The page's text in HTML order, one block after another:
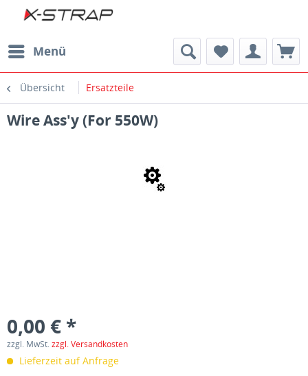
Menü
Übersicht Ersatzteile
Wire Ass'y (For 550W)
0,00 € *
zzgl. MwSt.zzgl. Versandkosten
Lieferzeit auf Anfrage